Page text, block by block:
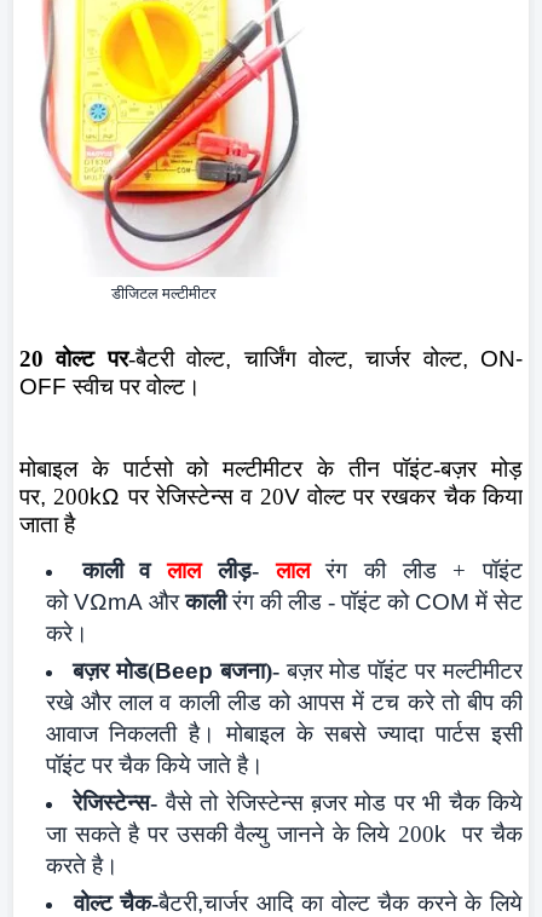
डीजिटल मल्टीमीटर
20 वोल्ट पर-बैटरी वोल्ट, चार्जिंग वोल्ट, चार्जर वोल्ट, ON-
OFF स्वीच पर वोल्ट।
मोबाइल के पार्टसो को मल्टीमीटर के तीन पॉइंट-बज़र मोड़
पर, 200kΩ पर रेजिस्टेन्स व 20V वोल्ट पर रखकर चैक किया
जाता है
काली व
लाल लीड़- लाल
रंग की लीड + पॉइंट
को VΩmA और काली रंग की लीड - पॉइंट को COM में सेट
करे।
बज़र मोड(Beep बजना)- बज़र मोड पॉइंट पर मल्टीमीटर
रखे और लाल व काली लीड को आपस में टच करे तो बीप की
आवाज निकलती है। मोबाइल के सबसे ज्यादा पार्टस इसी
पॉइंट पर चैक किये जाते है।
रेजिस्टेन्स- वैसे तो रेजिस्टेन्स ब़जर मोड पर भी चैक किये
जा सकते है पर उसकी वैल्यु जानने के लिये 200k
पर चैक
करते है।
वोल्ट चैक-बैटरी,चार्जर आदि का वोल्ट चैक करने के लिये